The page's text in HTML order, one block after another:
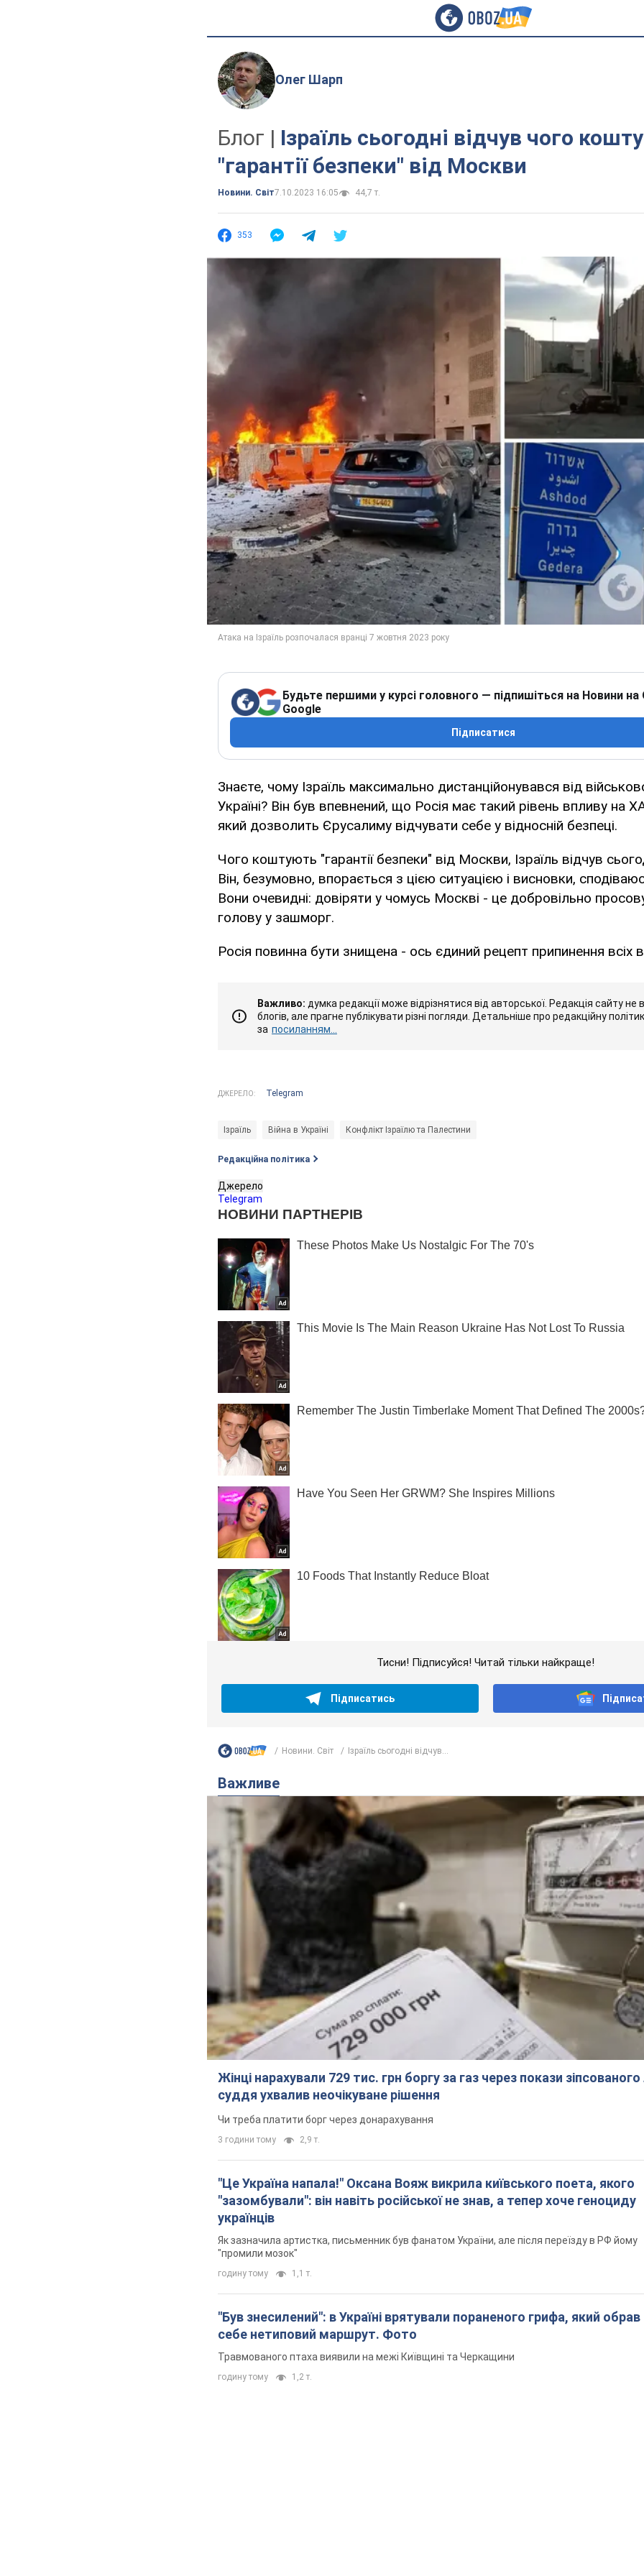
Олег Шарп
Блог | Ізраїль сьогодні відчув чого
"гарантії безпеки" від Москви
Новини. Світ7.10.2023 16:05 44,7 т.
353
Будьте першими у курсі головного — підпишіться на Новини на
Google
Підписатися
Знаєте, чому Ізраїль максимально дистанційонувався від
Україні? Він був впевнений, що Росія має такий рівень впливу на
який дозволить Єрусалиму відчувати себе у відносній безпеці.
Чого коштують "гарантії безпеки" від Москви, Ізраїль відчув
Він, безумовно, впорається з цією ситуацією і висновки,
Вони очевидні: довіряти у чомусь Москві - це добровільно
голову у зашморг.
Росія повинна бути знищена - ось єдиний рецепт припинення всіх
Важливо: думка редакції може відрізнятися від авторської. Редакція сайту не
блогів, але прагне публікувати різні погляди. Детальніше про редакційну
за посиланням...
ДЖЕРЕЛО: Telegram
Ізраїль Війна в Україні Конфлікт Ізраїлю та Палестини
Редакційна політика
Джерело
Telegram
Тисни! Підписуйся! Читай тільки найкраще!
Підписатись
Новини. Світ Ізраїль сьогодні відчув...
Важливе
Жінці нарахували 729 тис. грн боргу за газ через покази
суддя ухвалив неочікуване рішення
Чи треба платити борг через донарахування
3 години тому 2,9 т.
"Це Україна напала!" Оксана Вояж викрила київського поета, якого
"зазомбували": він навіть російської не знав, а тепер хоче геноциду
українців
Як зазначила артистка, письменник був фанатом України, але після переїзду в РФ йому
"промили мозок"
годину тому 1,1 т.
"Був знесилений": в Україні врятували пораненого грифа, який
себе нетиповий маршрут. Фото
Травмованого птаха виявили на межі Київщині та Черкащини
годину тому 1,2 т.